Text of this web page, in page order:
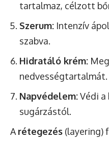
tartalmaz, célzott
Szerum: Intenzív
szabva.
Hidratáló krém:
nedvességtartalmát.
Napvédelem:Védi a
sugárzástól.
A rétegezés (layering)